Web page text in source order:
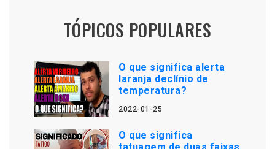
TÓPICOS POPULARES
O que significa alerta
laranja declínio de
temperatura?
2022-01-25
O que significa